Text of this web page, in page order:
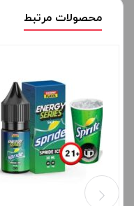
محصولات مرتبط